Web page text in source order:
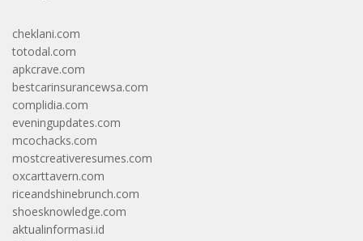
cheklani.com
totodal.com
apkcrave.com
bestcarinsurancewsa.com
complidia.com
eveningupdates.com
mcochacks.com
mostcreativeresumes.com
oxcarttavern.com
riceandshinebrunch.com
shoesknowledge.com
aktualinformasi.id